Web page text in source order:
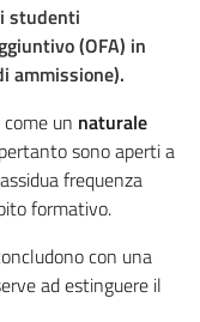
studenti
(OFA) in
ammissione).
un naturale
pertanto sono aperti a
frequenza
formativo.
con una
ad estinguere il